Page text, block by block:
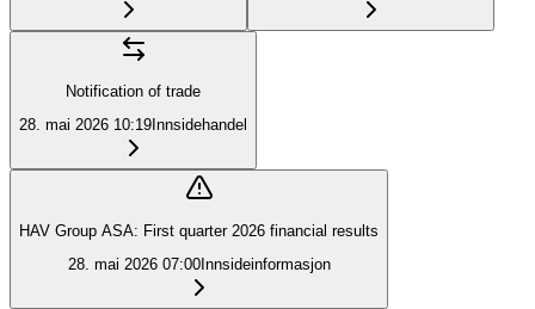
Notification of trade
28. mai 2026 10:19 Innsidehandel
HAV Group ASA: First quarter 2026 financial results
28. mai 2026 07:00Innsideinformasjon